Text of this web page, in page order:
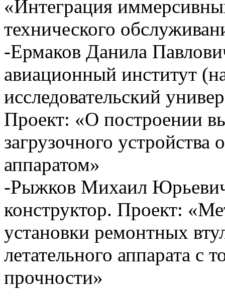
«Интеграция
технического
-Ермаков Данила
авиационный институт
исследовательский
Проект: «О построении
загрузочного устройства
аппаратом»
-Рыжков Михаил
конструктор. Проект:
установки ремонтных
летательного аппарата с
прочности»